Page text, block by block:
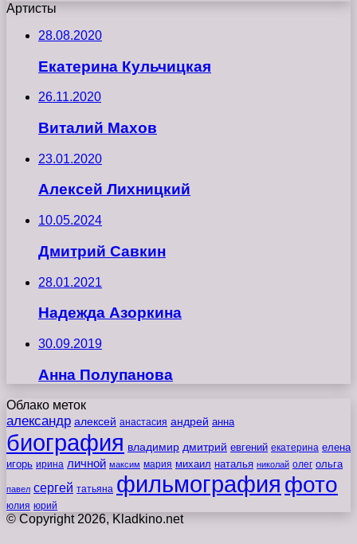
Артисты
28.08.2020
Екатерина Кульчицкая
26.11.2020
Виталий Махов
23.01.2020
Алексей Лихницкий
10.05.2024
Дмитрий Савкин
28.01.2021
Надежда Азоркина
30.09.2019
Анна Полупанова
Облако меток
александр алексей анастасия андрей анна
биография владимир дмитрий евгений екатерина елена
игорь ирина личной максим мария михаил наталья николай олег ольга
павел сергей татьяна фильмография фото
юлия юрий
© Copyright 2026, Kladkino.net